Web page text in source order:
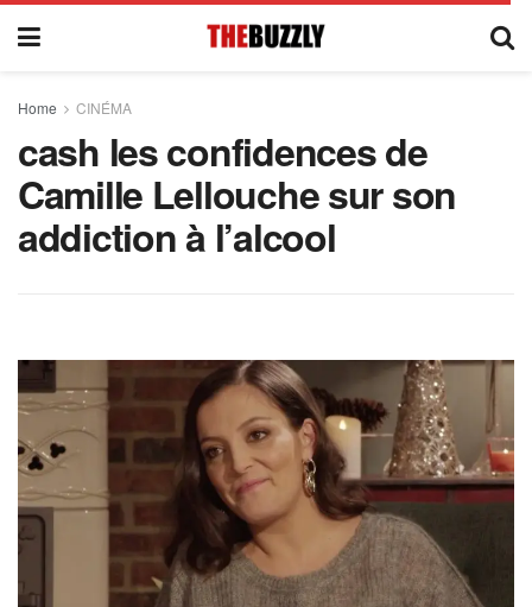
Home CINÉMA
cash les confidences de
Camille Lellouche sur son
addiction à l’alcool